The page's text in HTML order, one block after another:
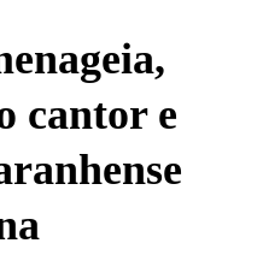
cantor e